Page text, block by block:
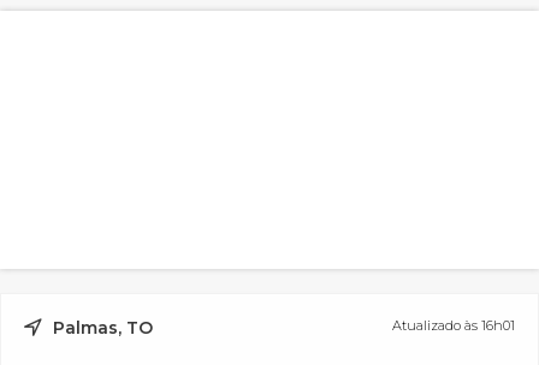
Palmas, TO Atualizado às 16h01